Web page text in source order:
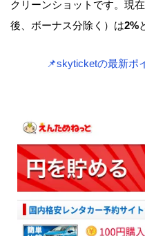
クリーンショットです。現
後、ボーナス分除く）は2%
📌skyticketの最新ポ